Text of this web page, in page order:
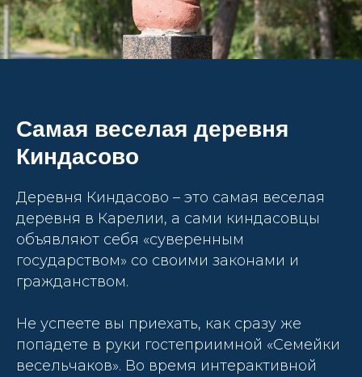
Самая веселая деревня
Киндасово
Деревня Киндасово – это самая веселая
деревня в Карелии, а сами киндасовцы
объявляют себя «суверенным
государством» со своими законами и
гражданством.
Не успеете вы приехать, как сразу же
попадете в руки гостеприимной «Семейки
весельчаков». Во время интерактивной